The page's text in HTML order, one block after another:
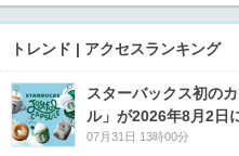
トレンド | アクセスランキング
スターバックス初の
ル」が2026年8月2日
07月31日 13時00分